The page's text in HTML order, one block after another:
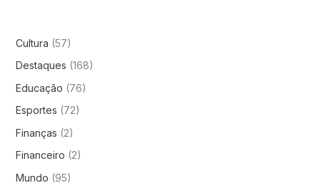
Cultura (57)
Destaques (168)
Educação (76)
Esportes (72)
Finanças (2)
Financeiro (2)
Mundo (95)